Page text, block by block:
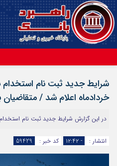
آپارات
شرایط جدید ثبت نام استخدام
خردادماه اعلام شد / متقاضیان
در این گزارش شرایط جدید ثبت نام استخدام
انتشار : - ۱۲:۴۲ کد خبر : 59429